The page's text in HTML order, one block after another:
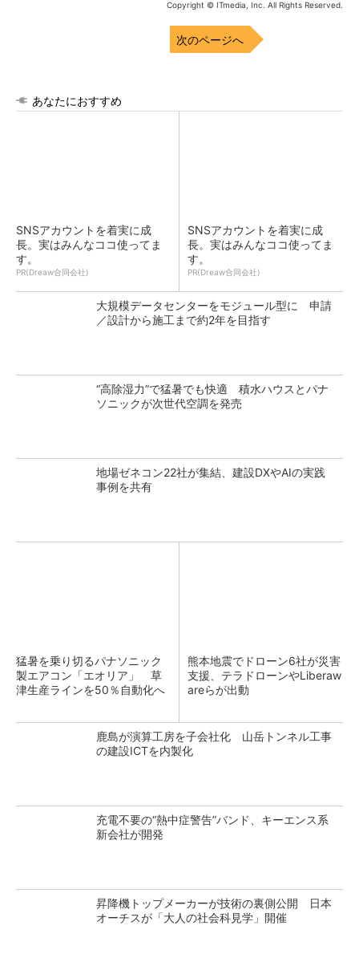
Copyright © ITmedia, Inc. All Rights Reserved.
次のページへ
あなたにおすすめ
SNSアカウントを着実に成
長。実はみんなココ使ってま
す。
PR(Dreaw合同会社)
SNSアカウントを着実に成
長。実はみんなココ使ってま
す。
PR(Dreaw合同会社)
大規模データセンターをモジュール型に 申請
／設計から施工まで約2年を目指す
“高除湿力”で猛暑でも快適 積水ハウスとパナ
ソニックが次世代空調を発売
地場ゼネコン22社が集結、建設DXやAIの実践
事例を共有
猛暑を乗り切るパナソニック
製エアコン「エオリア」 草
津生産ラインを50％自動化へ
熊本地震でドローン6社が災害
支援、テラドローンやLiberaw
areらが出動
鹿島が演算工房を子会社化 山岳トンネル工事
の建設ICTを内製化
充電不要の“熱中症警告”バンド、キーエンス系
新会社が開発
昇降機トップメーカーが技術の裏側公開 日本
オーチスが「大人の社会科見学」開催